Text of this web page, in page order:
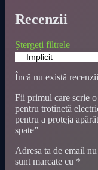
Recenzii
Ștergeți filtrele
Încă nu există
Fii primul care scrie
pentru trotinetă
pentru a proteja
spate”
Adresa ta de email
sunt marcate cu *